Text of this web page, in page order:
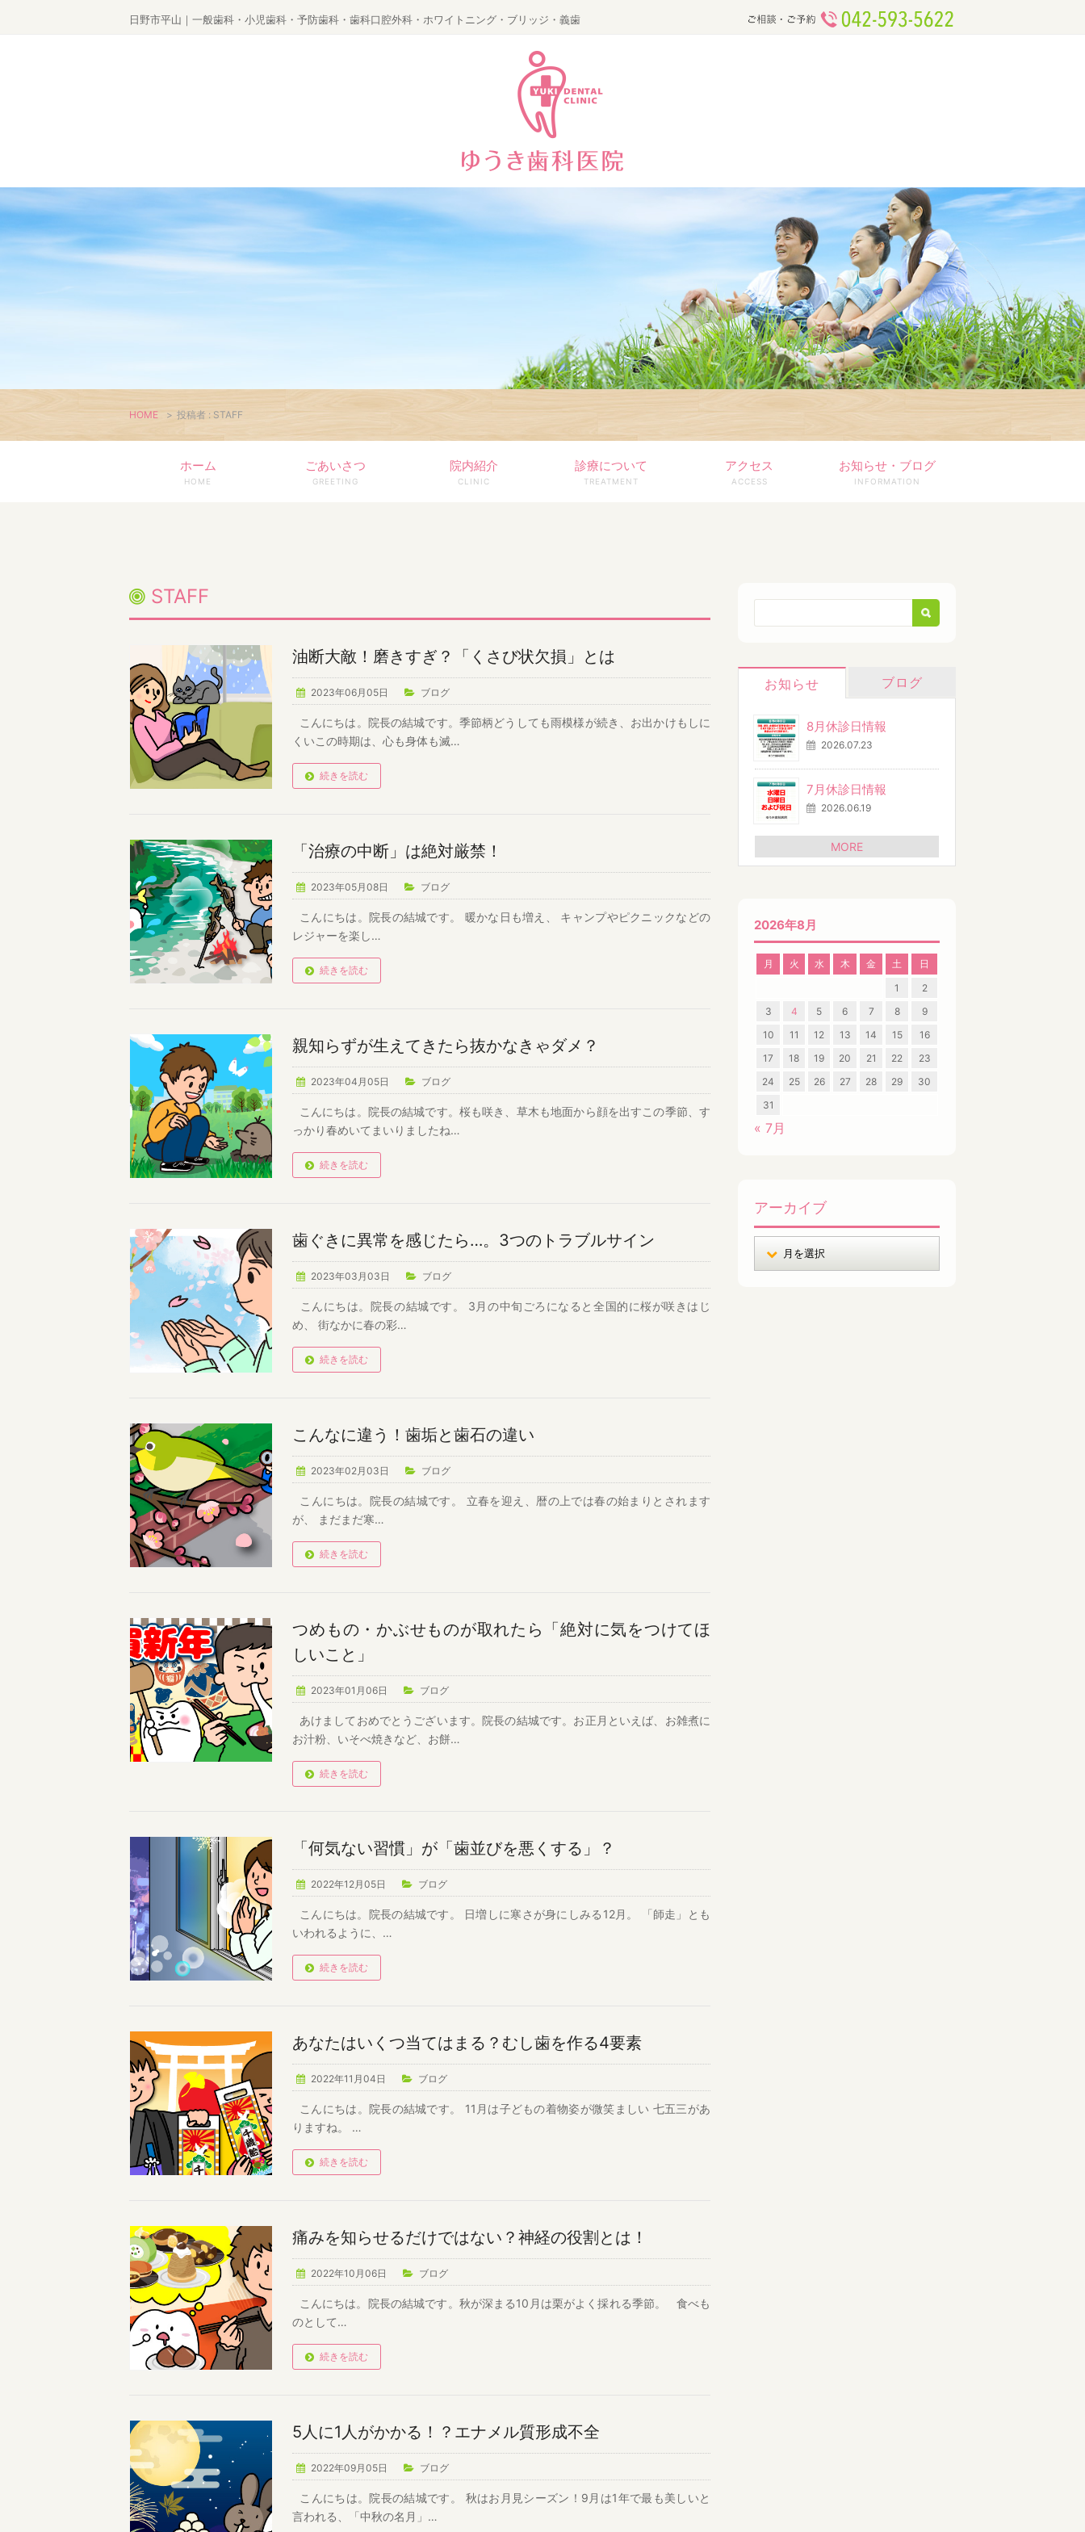
日野市平山｜一般歯科・小児歯科・予防歯科・歯科口腔外科・ホワイトニング・ブリッジ・義歯
HOME > 投稿者 : STAFF
ホーム
HOME
ごあいさつ
GREETING
院内紹介
CLINIC
診療について
TREATMENT
アクセス
ACCESS
お知らせ・ブログ
INFORMATION
STAFF
油断大敵！磨きすぎ？「くさび状欠損」とは
2023年06月05日 ブログ
こんにちは。院長の結城です。季節柄どうしても雨模様が続き、お出かけもしに
くいこの時期は、心も身体も滅…
続きを読む
「治療の中断」は絶対厳禁！
2023年05月08日 ブログ
こんにちは。院長の結城です。 暖かな日も増え、 キャンプやピクニックなどの
レジャーを楽し…
続きを読む
親知らずが生えてきたら抜かなきゃダメ？
2023年04月05日 ブログ
こんにちは。院長の結城です。桜も咲き、草木も地面から顔を出すこの季節、す
っかり春めいてまいりましたね…
続きを読む
歯ぐきに異常を感じたら…。3つのトラブルサイン
2023年03月03日 ブログ
こんにちは。院長の結城です。 3月の中旬ごろになると全国的に桜が咲きはじ
め、 街なかに春の彩…
続きを読む
こんなに違う！歯垢と歯石の違い
2023年02月03日 ブログ
こんにちは。院長の結城です。 立春を迎え、暦の上では春の始まりとされます
が、 まだまだ寒…
続きを読む
つめもの・かぶせものが取れたら「絶対に気をつけてほ
しいこと」
2023年01月06日 ブログ
あけましておめでとうございます。院長の結城です。お正月といえば、お雑煮に
お汁粉、いそべ焼きなど、お餅…
続きを読む
「何気ない習慣」が「歯並びを悪くする」？
2022年12月05日 ブログ
こんにちは。院長の結城です。 日増しに寒さが身にしみる12月。 「師走」とも
いわれるように、…
続きを読む
あなたはいくつ当てはまる？むし歯を作る4要素
2022年11月04日 ブログ
こんにちは。院長の結城です。 11月は子どもの着物姿が微笑ましい 七五三があ
りますね。 …
続きを読む
痛みを知らせるだけではない？神経の役割とは！
2022年10月06日 ブログ
こんにちは。院長の結城です。秋が深まる10月は栗がよく採れる季節。 食べも
のとして…
続きを読む
5人に1人がかかる！？エナメル質形成不全
2022年09月05日 ブログ
こんにちは。院長の結城です。 秋はお月見シーズン！9月は1年で最も美しいと
言われる、「中秋の名月」…
お知らせ ブログ
8月休診日情報
2026.07.23
7月休診日情報
2026.06.19
MORE
2026年8月
月 火 水 木 金 土
日
1
2
3
4 5 6 7 8
9
10
11 12 13 14 15
16
17
18 19 20 21 22
23
24
25 26 27 28 29
30
31
« 7月
アーカイブ